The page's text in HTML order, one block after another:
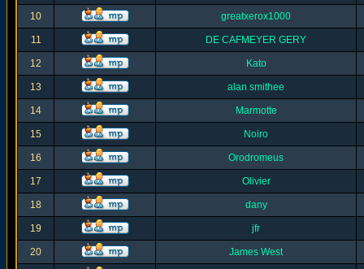
10 greatxerox1000
11 DE CAFMEYER GERY
12 Kato
13 alan smithee
14 Marmotte
15 Noiro
16 Orodromeus
17 Olivier
18 dany
19 jfr
20 James West